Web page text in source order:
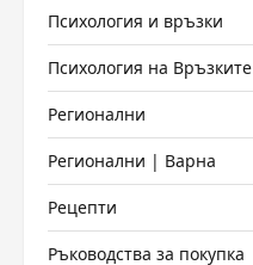
Психология и връзки
Психология на Връзките
Регионални
Регионални | Варна
Рецепти
Ръководства за покупка